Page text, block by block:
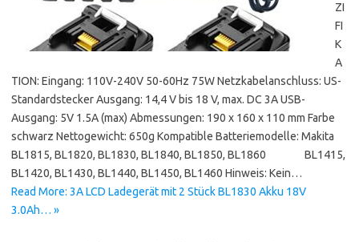
ZI
FI
K
A
TION: Eingang: 110V-240V 50-60Hz 75W Netzkabelanschluss: US-
Standardstecker Ausgang: 14,4 V bis 18 V, max. DC 3A USB-
Ausgang: 5V 1.5A (max) Abmessungen: 190 x 160 x 110 mm Farbe
schwarz Nettogewicht: 650g Kompatible Batteriemodelle: Makita
BL1815, BL1820, BL1830, BL1840, BL1850, BL1860 BL1415,
BL1420, BL1430, BL1440, BL1450, BL1460 Hinweis: Kein…
Read More: 3A LCD Ladegerät mit 2 Stück BL1830 Akku 18V
3.0Ah… »